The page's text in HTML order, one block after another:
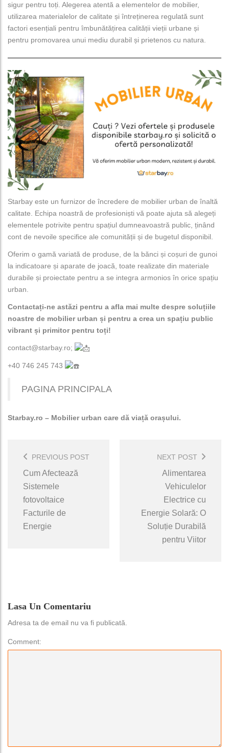
sigur pentru toți. Alegerea atentă a elementelor de mobilier,
utilizarea materialelor de calitate și întreținerea regulată sunt
factori esențiali pentru îmbunătățirea calității vieții urbane și
pentru promovarea unui mediu durabil și prietenos cu natura.
Starbay este un furnizor de încredere de mobilier urban de înaltă
calitate. Echipa noastră de profesioniști vă poate ajuta să alegeți
elementele potrivite pentru spațiul dumneavoastră public, ținând
cont de nevoile specifice ale comunității și de bugetul disponibil.
Oferim o gamă variată de produse, de la bănci și coșuri de gunoi
la indicatoare și aparate de joacă, toate realizate din materiale
durabile și proiectate pentru a se integra armonios în orice spațiu
urban.
Contactați-ne astăzi pentru a afla mai multe despre soluțiile
noastre de mobilier urban și pentru a crea un spațiu public
vibrant și primitor pentru toți!
contact@starbay.ro;
+40 746 245 743
PAGINA PRINCIPALA
Starbay.ro – Mobilier urban care dă viață orașului.
PREVIOUS POST
Cum Afectează
Sistemele
fotovoltaice
Facturile de
Energie
NEXT POST
Alimentarea
Vehiculelor
Electrice cu
Energie Solară: O
Soluție Durabilă
pentru Viitor
Lasa Un Comentariu
Adresa ta de email nu va fi publicată.
Comment: